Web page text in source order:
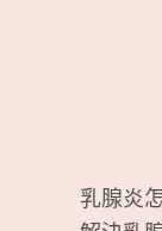
乳腺炎